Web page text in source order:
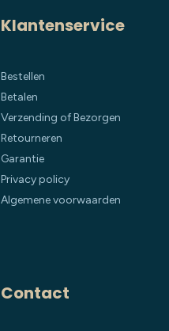
Klantenservice
Bestellen
Betalen
Verzending of Bezorgen
Retourneren
Garantie
Privacy policy
Algemene voorwaarden
Contact